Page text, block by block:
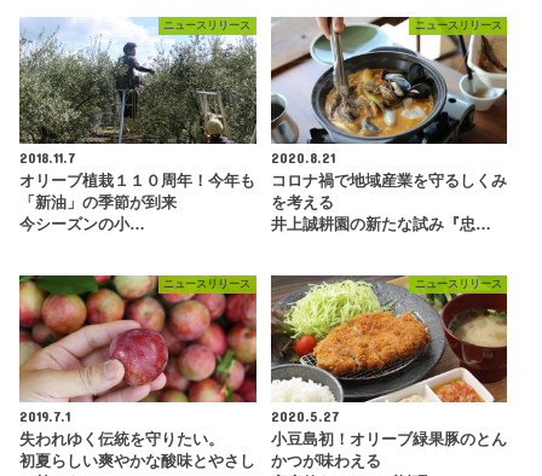
ニュースリリース
2018.11.7
オリーブ植栽１１０周年！今年も
「新油」の季節が到来
今シーズンの小…
ニュースリリース
2020.8.21
コロナ禍で地域産業を守るしくみ
を考える
井上誠耕園の新たな試み『忠…
ニュースリリース
2019.7.1
失われゆく伝統を守りたい。
初夏らしい爽やかな酸味とやさし
ニュースリリース
2020.5.27
小豆島初！オリーブ緑果豚のとん
かつが味わえる